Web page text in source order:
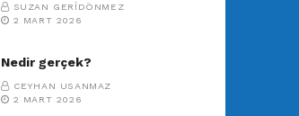
SUZAN GERIDÖNMEZ
2 MART 2026
Nedir gerçek?
CEYHAN USANMAZ
2 MART 2026